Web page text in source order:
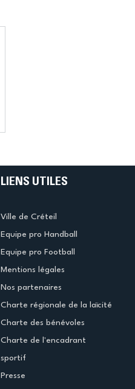
LIENS UTILES
Ville de Créteil
Equipe pro Handball
Equipe pro Football
Mentions légales
Nos partenaires
Charte régionale de la laïcité
Charte des bénévoles
Charte de l'encadrant
sportif
Presse